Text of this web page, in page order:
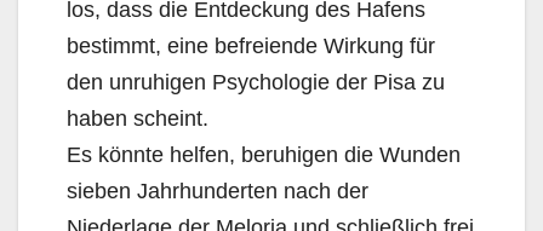
los, dass die Entdeckung des Hafens
bestimmt, eine befreiende Wirkung für
den unruhigen Psychologie der Pisa zu
haben scheint.
Es könnte helfen, beruhigen die Wunden
sieben Jahrhunderten nach der